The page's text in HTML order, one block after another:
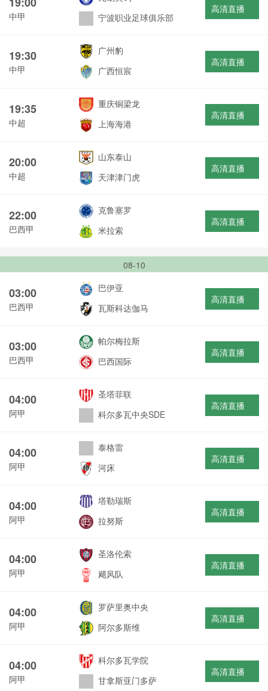
中甲
宁波职业足球俱乐部
高清直播
19:30
中甲
广州豹
广西恒宸
高清直播
19:35
中超
重庆铜梁龙
上海海港
高清直播
20:00
中超
山东泰山
天津津门虎
高清直播
22:00
巴西甲
克鲁塞罗
米拉索
高清直播
08-10
03:00
巴西甲
巴伊亚
瓦斯科达伽马
高清直播
03:00
巴西甲
帕尔梅拉斯
巴西国际
高清直播
04:00
阿甲
圣塔菲联
科尔多瓦中央SDE
高清直播
04:00
阿甲
泰格雷
河床
高清直播
04:00
阿甲
塔勒瑞斯
拉努斯
高清直播
04:00
阿甲
圣洛伦索
飓风队
高清直播
04:00
阿甲
罗萨里奥中央
阿尔多斯维
高清直播
04:00
阿甲
科尔多瓦学院
甘拿斯亚门多萨
高清直播